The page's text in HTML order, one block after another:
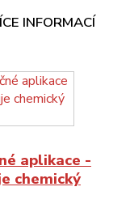
INFORMACÍ
aplikace -
chemický